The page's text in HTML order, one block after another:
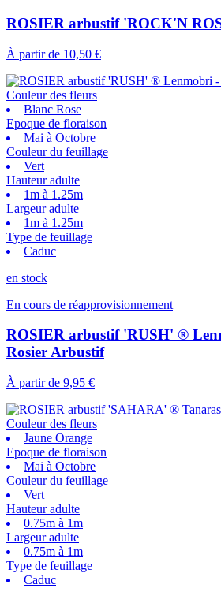
ROSIER arbustif 'ROCK'N
À partir de 10,50 €
Couleur des fleurs
Blanc Rose
Epoque de floraison
Mai à Octobre
Couleur du feuillage
Vert
Hauteur adulte
1m à 1.25m
Largeur adulte
1m à 1.25m
Type de feuillage
Caduc
en stock
En cours de réapprovisionnement
ROSIER arbustif 'RUSH' ®
Rosier Arbustif
À partir de 9,95 €
Couleur des fleurs
Jaune Orange
Epoque de floraison
Mai à Octobre
Couleur du feuillage
Vert
Hauteur adulte
0.75m à 1m
Largeur adulte
0.75m à 1m
Type de feuillage
Caduc